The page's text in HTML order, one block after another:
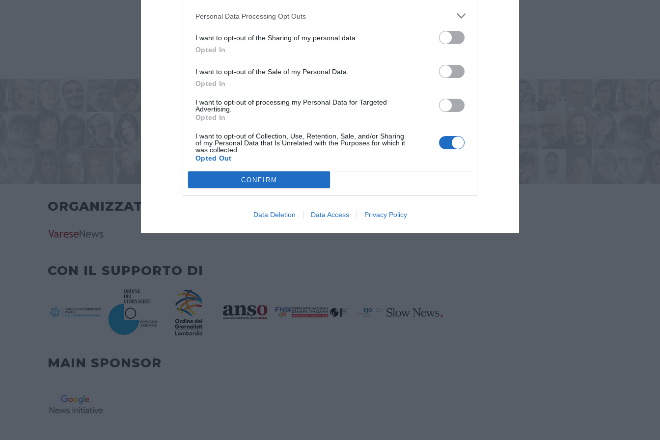
Personal Data Processing Opt Outs
I want to opt-out of the Sharing of my personal data.
Opted In
I want to opt-out of the Sale of my Personal Data.
Opted In
I want to opt-out of processing my Personal Data for Targeted
Advertising.
Opted In
I want to opt-out of Collection, Use, Retention, Sale, and/or Sharing
of my Personal Data that Is Unrelated with the Purposes for which it
was collected.
Opted Out
CONFIRM
Data Deletion Data Access Privacy Policy
ORGANIZZATO DA
CON IL SUPPORTO DI
MAIN SPONSOR